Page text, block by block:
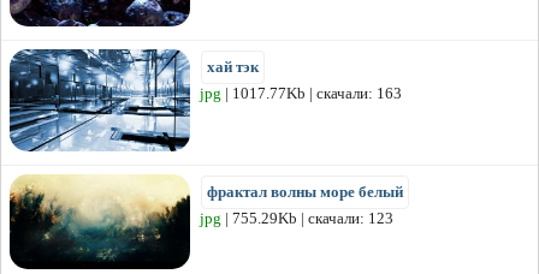
хай тэк
jpg | 1017.77Kb | скачали: 163
фрактал волны море белый
jpg | 755.29Kb | скачали: 123